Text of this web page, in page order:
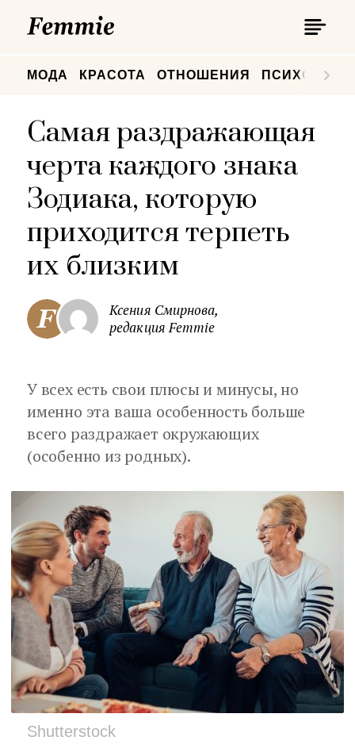
МОДА КРАСОТА ОТНОШЕНИЯ
Самая раздражающая
черта каждого знака
Зодиака, которую
приходится терпеть
их близким
Ксения Смирнова,
редакция Femmie
У всех есть свои плюсы и минусы, но
именно эта ваша особенность больше
всего раздражает окружающих
(особенно из родных).
Shutterstock